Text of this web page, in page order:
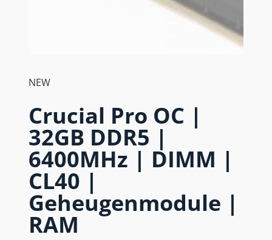
NEW
Crucial Pro OC |
32GB DDR5 |
6400MHz | DIMM |
CL40 |
Geheugenmodule |
RAM